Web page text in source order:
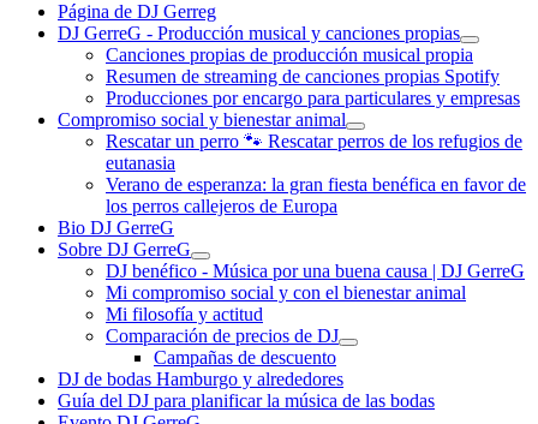
Página de DJ Gerreg
DJ GerreG - Producción musical y canciones propias
Canciones propias de producción musical propia
Resumen de streaming de canciones propias Spotify
Producciones por encargo para particulares y empresas
Compromiso social y bienestar animal
Rescatar un perro 🐾 Rescatar perros de los refugios de
eutanasia
Verano de esperanza: la gran fiesta benéfica en favor de
los perros callejeros de Europa
Bio DJ GerreG
Sobre DJ GerreG
DJ benéfico - Música por una buena causa | DJ GerreG
Mi compromiso social y con el bienestar animal
Mi filosofía y actitud
Comparación de precios de DJ
Campañas de descuento
DJ de bodas Hamburgo y alrededores
Guía del DJ para planificar la música de las bodas